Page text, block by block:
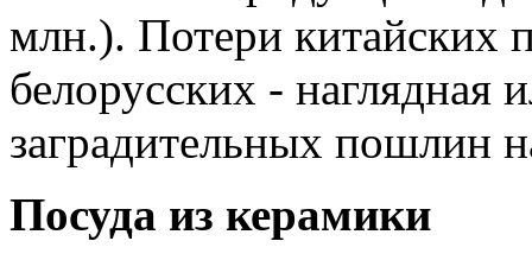
млн.). Потери китайских
белорусских - наглядная
заградительных пошлин
Посуда из керамики